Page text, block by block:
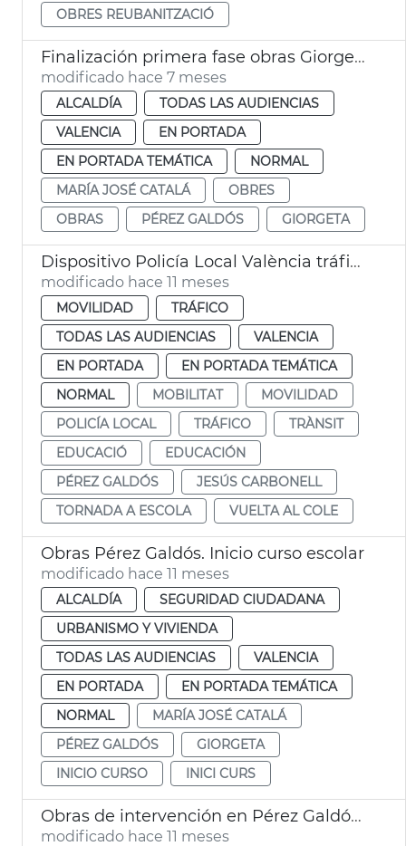
OBRES REUBANITZACIÓ
Finalización primera fase obras Giorgeta y Pérez Galdós València
modificado hace 7 meses
ALCALDÍA
TODAS LAS AUDIENCIAS
VALENCIA
EN PORTADA
EN PORTADA TEMÁTICA
NORMAL
MARÍA JOSÉ CATALÁ
OBRES
OBRAS
PÉREZ GALDÓS GIORGETA
Dispositivo Policía Local València tráfico obras Pérez Galdós vuelta cole
modificado hace 11 meses
MOVILIDAD
TRÁFICO
TODAS LAS AUDIENCIAS
VALENCIA
EN PORTADA
EN PORTADA TEMÁTICA
NORMAL
MOBILITAT
MOVILIDAD
POLICÍA LOCAL
TRÁFICO
TRÀNSIT
EDUCACIÓ
EDUCACIÓN
PÉREZ GALDÓS
JESÚS CARBONELL
TORNADA A ESCOLA
VUELTA AL COLE
Obras Pérez Galdós. Inicio curso escolar
modificado hace 11 meses
ALCALDÍA
SEGURIDAD CIUDADANA
URBANISMO Y VIVIENDA
TODAS LAS AUDIENCIAS
VALENCIA
EN PORTADA
EN PORTADA TEMÁTICA
NORMAL
MARÍA JOSÉ CATALÁ
PÉREZ GALDÓS
GIORGETA
INICIO CURSO
INICI CURS
Obras de intervención en Pérez Galdós y Giorgeta
modificado hace 11 meses